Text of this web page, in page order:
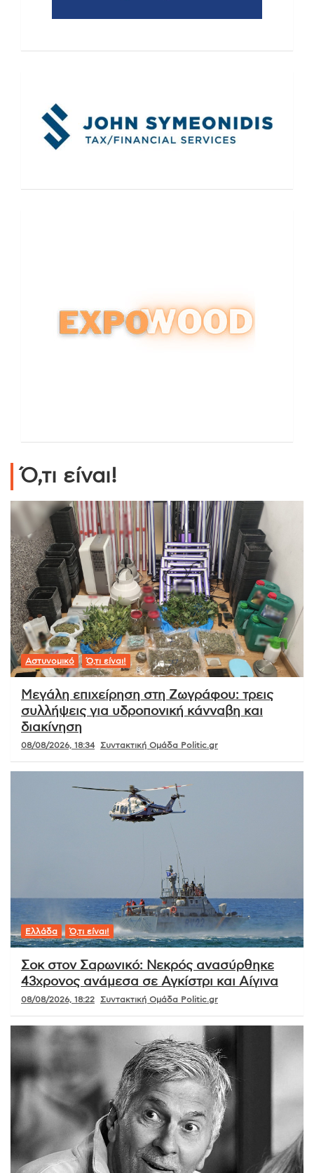
Ό,τι είναι!
Αστυνομικό Ό,τι είναι!
Μεγάλη επιχείρηση στη Ζωγράφου: τρεις
συλλήψεις για υδροπονική κάνναβη και
διακίνηση
08/08/2026, 18:34 Συντακτική Ομάδα Politic.gr
Ελλάδα Ό,τι είναι!
Σοκ στον Σαρωνικό: Νεκρός ανασύρθηκε
43χρονος ανάμεσα σε Αγκίστρι και Αίγινα
08/08/2026, 18:22 Συντακτική Ομάδα Politic.gr